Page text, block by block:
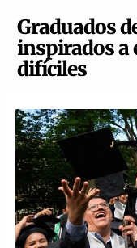
Graduados
inspirados a
difíciles